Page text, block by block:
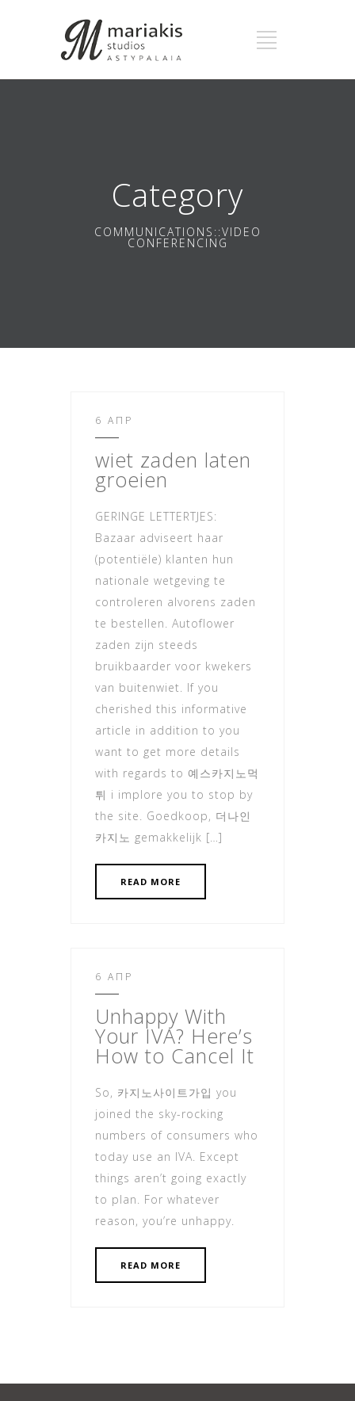
Category
COMMUNICATIONS::VIDEO
CONFERENCING
6 ΑΠΡ
wiet zaden laten
groeien
GERINGE LETTERTJES:
Bazaar adviseert haar
(potentiële) klanten hun
nationale wetgeving te
controleren alvorens zaden
te bestellen. Autoflower
zaden zijn steeds
bruikbaarder voor kwekers
van buitenwiet. If you
cherished this informative
article in addition to you
want to get more details
with regards to 예스카지노먹
튀 i implore you to stop by
the site. ​Goedkoop, 더나인
카지노 gemakkelijk […]
READ MORE
6 ΑΠΡ
Unhappy With
Your IVA? Here’s
How to Cancel It
So, 카지노사이트가입 you
joined the sky-rocking
numbers of consumers who
today use an IVA. Except
things aren’t going exactly
to plan. For whatever
reason, you’re unhappy.
READ MORE